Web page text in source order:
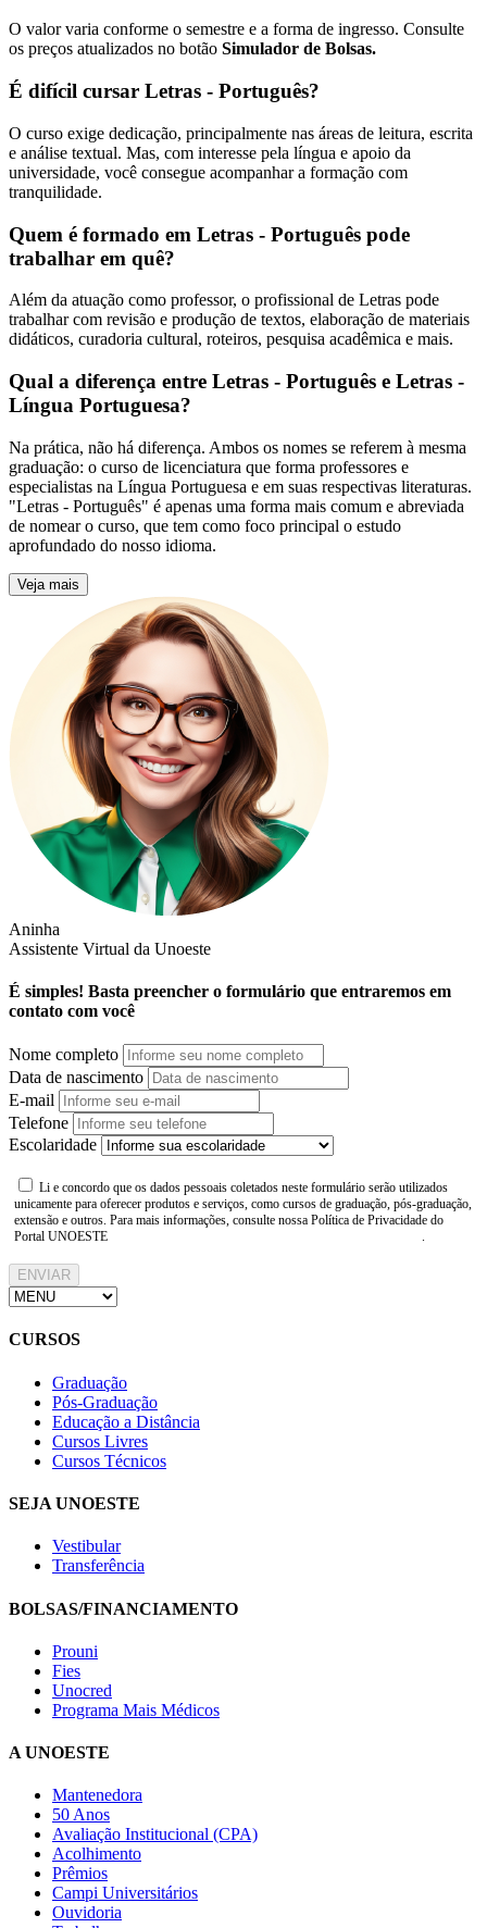
O valor varia conforme o semestre e a forma de ingresso. Consulte
os preços atualizados no botão Simulador de Bolsas.
É difícil cursar Letras - Português?
O curso exige dedicação, principalmente nas áreas de leitura, escrita
e análise textual. Mas, com interesse pela língua e apoio da
universidade, você consegue acompanhar a formação com
tranquilidade.
Quem é formado em Letras - Português pode
trabalhar em quê?
Além da atuação como professor, o profissional de Letras pode
trabalhar com revisão e produção de textos, elaboração de materiais
didáticos, curadoria cultural, roteiros, pesquisa acadêmica e mais.
Qual a diferença entre Letras - Português e Letras -
Língua Portuguesa?
Na prática, não há diferença. Ambos os nomes se referem à mesma
graduação: o curso de licenciatura que forma professores e
especialistas na Língua Portuguesa e em suas respectivas literaturas.
"Letras - Português" é apenas uma forma mais comum e abreviada
de nomear o curso, que tem como foco principal o estudo
aprofundado do nosso idioma.
Veja mais
Aninha
Assistente Virtual da Unoeste
É simples! Basta preencher o formulário que entraremos em
contato com você
Nome completo
Data de nascimento
E-mail
Telefone
Escolaridade
Li e concordo que os dados pessoais coletados neste formulário serão utilizados
unicamente para oferecer produtos e serviços, como cursos de graduação, pós-graduação,
extensão e outros. Para mais informações, consulte nossa Política de Privacidade do
Portal UNOESTE
.
ENVIAR
CURSOS
Graduação
Pós-Graduação
Educação a Distância
Cursos Livres
Cursos Técnicos
SEJA UNOESTE
Vestibular
Transferência
BOLSAS/FINANCIAMENTO
Prouni
Fies
Unocred
Programa Mais Médicos
A UNOESTE
Mantenedora
50 Anos
Avaliação Institucional (CPA)
Acolhimento
Prêmios
Campi Universitários
Ouvidoria